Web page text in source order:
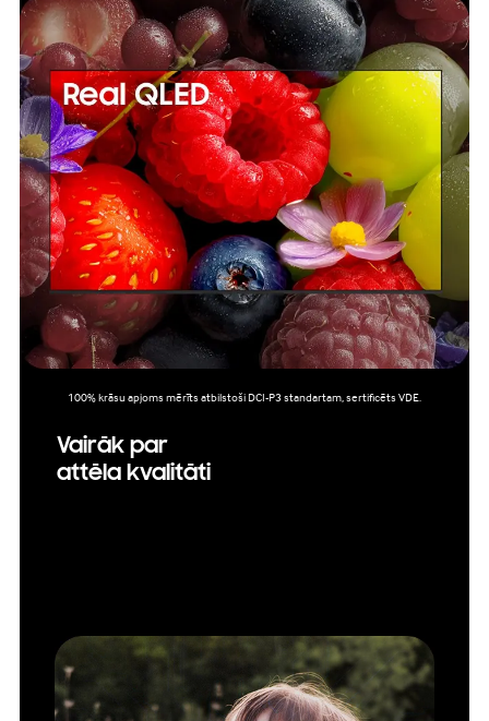
100% krāsu apjoms mērīts atbilstoši DCI-P3 standartam, sertificēts VDE.
Vairāk par
attēla kvalitāti